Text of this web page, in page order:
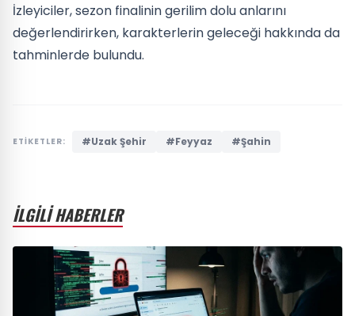
İzleyiciler, sezon finalinin gerilim dolu anlarını
değerlendirirken, karakterlerin geleceği hakkında da
tahminlerde bulundu.
ETİKETLER: #Uzak Şehir #Feyyaz #Şahin
İLGİLİ HABERLER